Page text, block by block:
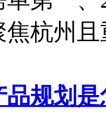
杭州
规划